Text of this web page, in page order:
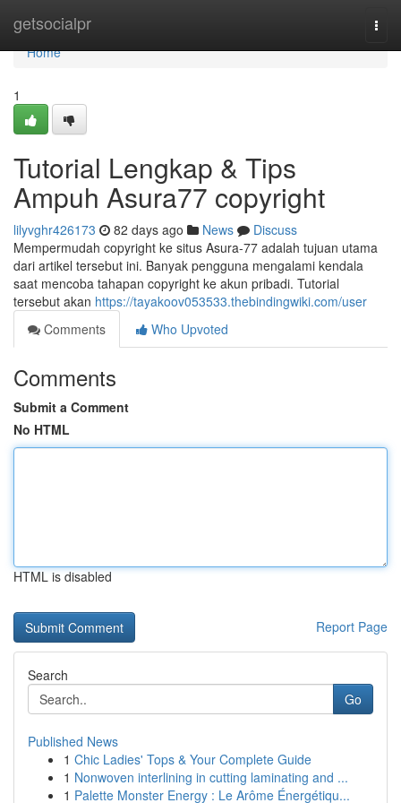
getsocialpr
Home
Home
1
Tutorial Lengkap & Tips
Ampuh Asura77 copyright
lilyvghr426173 82 days ago News
Discuss
Mempermudah copyright ke situs Asura-77 adalah tujuan utama
dari artikel tersebut ini. Banyak pengguna mengalami kendala
saat mencoba tahapan copyright ke akun pribadi. Tutorial
tersebut akan https://tayakoov053533.thebindingwiki.com/user
Comments
Who Upvoted
Comments
Submit a Comment
No HTML
HTML is disabled
Report Page
Search
Go
Published News
1 Chic Ladies' Tops & Your Complete Guide
1 Nonwoven interlining in cutting laminating and ...
1 Palette Monster Energy : Le Arôme Énergétiqu...